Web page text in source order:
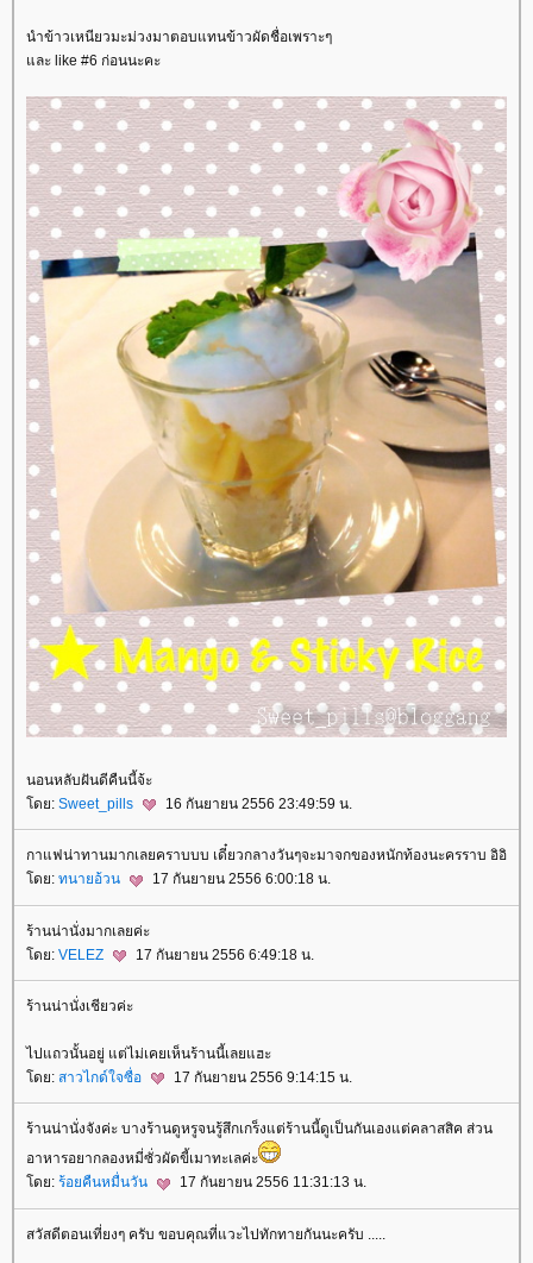
นำข้าวเหนียวมะม่วงมาตอบแทนข้าวผัดชื่อเพราะๆ
ละ like #6 ก่อนนะคะ
นอนหลับฝันดีคืนนี้จ้ะ
ดย: Sweet_pills 16 กันยายน 2556 23:49:59 น.
กาแฟน่าทานมากเลยคราบบบ เดี๋ยวกลางวันๆจะมาจกของหนักท้องนะครราบ อิอิ
ดย: ทนายอ้วน 17 กันยายน 2556 6:00:18 น.
ร้านน่านั่งมากเลยค่ะ
ดย: VELEZ 17 กันยายน 2556 6:49:18 น.
ร้านน่านั่งเชียวค่ะ
ไปแถวนั้นอยู่ แต่ไม่เคยเห็นร้านนี้เลยแฮะ
ดย: สาวไกด์ใจซื่อ 17 กันยายน 2556 9:14:15 น.
ร้านน่านั่งจังค่ะ บางร้านดูหรูจนรู้สึกเกร็งแต่ร้านนี้ดูเป็นกันเองแต่คลาสสิค ส่วน
อาหารอยากลองหมี่ซั่วผัดขี้เมาทะเลค่ะ
ดย: ร้อยคืนหมื่นวัน 17 กันยายน 2556 11:31:13 น.
สวัสดีตอนเที่ยงๆ ครับ ขอบคุณที่แวะไปทักทายกันนะครับ .....